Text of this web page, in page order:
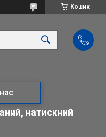
Кошик
натискний